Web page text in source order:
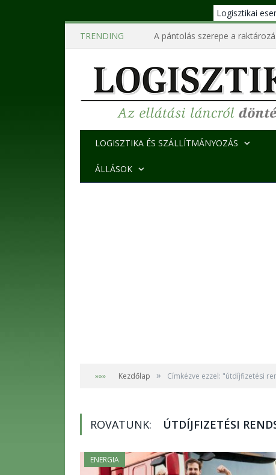
Logisztikai
TRENDING
A pántolás szerepe a
LOGISZTIKA ÉS SZÁLLÍTMÁNYOZÁS
ÁLLÁSOK
»»» Kezdőlap » Címkézve ezzel: "útdíjfizetési
ROVATUNK: ÚTDÍJFIZETÉSI
ENERGIA